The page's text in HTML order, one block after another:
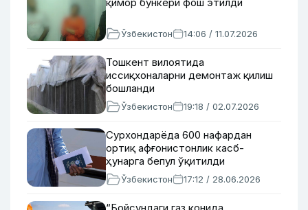
Ўзбекистон 14:06 / 11.07.2026
Тошкент вилоятида
иссиқхоналарни демонтаж қилиш
бошланди
Ўзбекистон 19:18 / 02.07.2026
Сурхондарёда 600 нафардан
ортиқ афғонистонлик касб-
ҳунарга бепул ўқитилди
Ўзбекистон 17:12 / 28.06.2026